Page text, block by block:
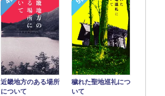
近畿地方のある場所
について
穢れた聖地巡礼につ
いて